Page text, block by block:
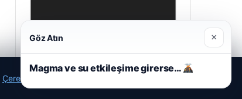
Çerez Politikamız
Göz Atın ×
Magma ve su etkileşime girerse…